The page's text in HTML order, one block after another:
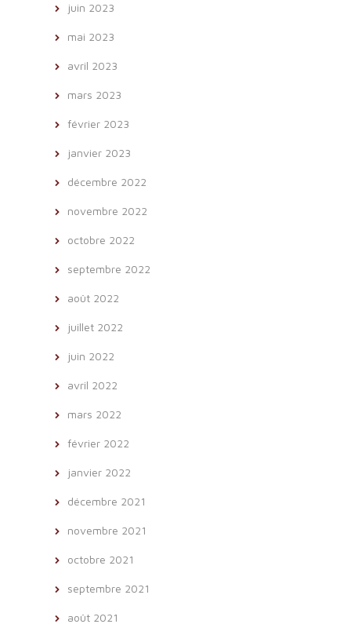
juin 2023
mai 2023
avril 2023
mars 2023
février 2023
janvier 2023
décembre 2022
novembre 2022
octobre 2022
septembre 2022
août 2022
juillet 2022
juin 2022
avril 2022
mars 2022
février 2022
janvier 2022
décembre 2021
novembre 2021
octobre 2021
septembre 2021
août 2021